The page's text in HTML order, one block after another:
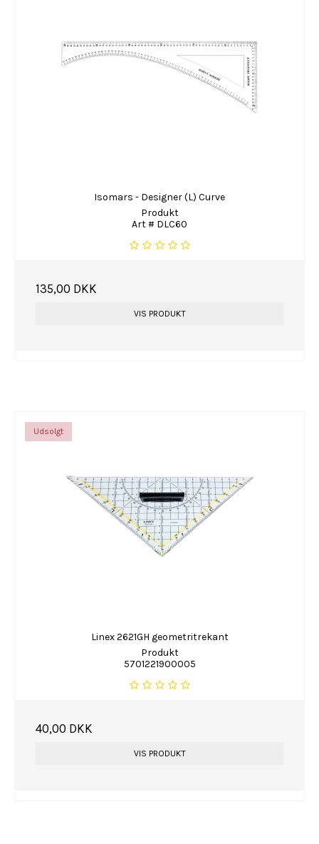
Isomars - Designer (L) Curve
Produkt
Art # DLC60
135,00 DKK
VIS PRODUKT
Udsolgt
Linex 2621GH geometritrekant
Produkt
5701221900005
40,00 DKK
VIS PRODUKT